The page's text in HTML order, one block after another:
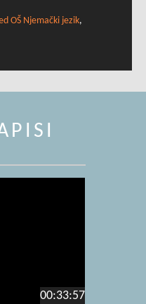
OŠ Njemački jezik,
00:33:57